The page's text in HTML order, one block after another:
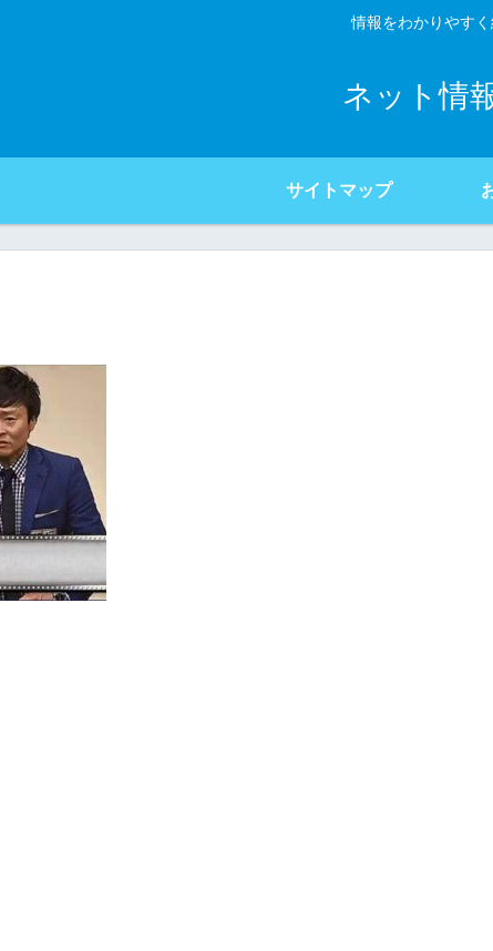
情報をわかりやす
ネット情
サイトマップ